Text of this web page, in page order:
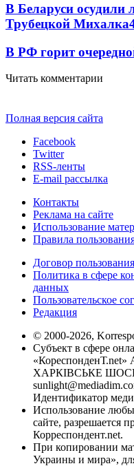
В Беларуси осудили
Трубецкой Михалка
В РФ горит
Читать комментарии
Полная версия сайта
Facebook
Twitter
RSS-ленты
E-mail рассылка
Контакты
Реклама на сайте
Использование
Правила
Договор
Политика в сфере
данных
Пользовательское
Редакция
© 2000-2026,
Субъект в сфере
«КореспонденТ.net»
ХАРКІВСЬКЕ ШОСЕ,
Идентификатор
Использование
сайте, разрешается
Корреспондент.net.
При копировании
Украины и мира»,